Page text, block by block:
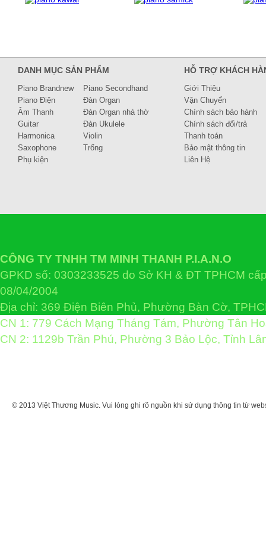
DANH MỤC SẢN PHẨM
Piano Brandnew
Piano Secondhand
Piano Điện
Đàn Organ
Âm Thanh
Đàn Organ nhà thờ
Guitar
Đàn Ukulele
Harmonica
Violin
Saxophone
Trống
Phụ kiện
HỖ TRỢ KHÁCH
Giới Thiệu
Vận Chuyển
Chính sách bảo hành
Chính sách đổi/trả
Thanh toán
Bảo mật thông tin
Liên Hệ
CÔNG TY TNHH TM MINH THANH P.I.A.N.O
GPKD số: 0303233525 do Sở KH & ĐT TPHCM
08/04/2004
Địa chỉ: 369 Điện Biên Phủ, Phường Bàn Cờ,
CN 1: 779 Cách Mạng Tháng Tám, Phường Tân
CN 2: 1129b Trần Phú, Phường 3 Bảo Lộc, Tỉnh
© 2013 Việt Thương Music. Vui lòng ghi rõ nguồn khi sử dụng thông tin từ